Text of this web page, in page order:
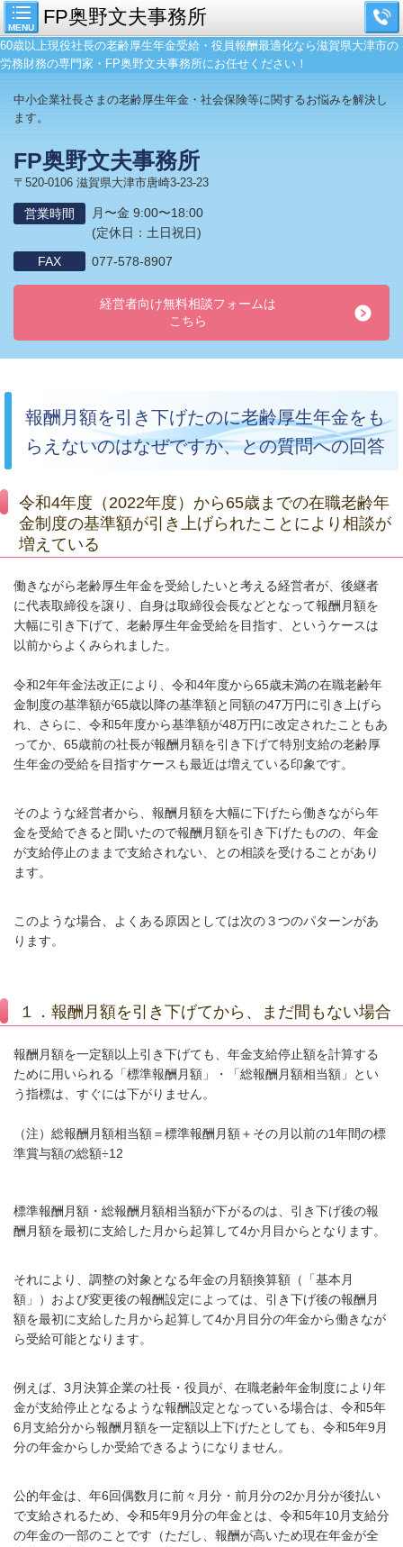
MENU FP奥野文夫事務所
60歳以上現役社長の老齢厚生年金受給・役員報酬最適化なら滋賀県大津市の
労務財務の専門家・FP奥野文夫事務所にお任せください！
中小企業社長さまの老齢厚生年金・社会保険等に関するお悩みを解決し
ます。
FP奥野文夫事務所
〒520-0106 滋賀県大津市唐崎3-23-23
営業時間
月〜金 9:00〜18:00
(定休日：土日祝日)
FAX
077-578-8907
経営者向け無料相談フォームは
こちら
報酬月額を引き下げたのに老齢厚生年金をも
らえないのはなぜですか、との質問への回答
令和4年度（2022年度）から65歳までの在職老齢年
金制度の基準額が引き上げられたことにより相談が
増えている
働きながら老齢厚生年金を受給したいと考える経営者が、後継者
に代表取締役を譲り、自身は取締役会長などとなって報酬月額を
大幅に引き下げて、老齢厚生年金受給を目指す、というケースは
以前からよくみられました。
令和2年年金法改正により、令和4年度から65歳未満の在職老齢年
金制度の基準額が65歳以降の基準額と同額の47万円に引き上げら
れ、さらに、令和5年度から基準額が48万円に改定されたこともあ
ってか、 65歳前の社長が報酬月額を引き下げて特別支給の老齢厚
生年金の受給を目指すケースも最近は増えている印象です。
そのような経営者から、報酬月額を大幅に下げたら働きながら年
金を受給できると聞いたので報酬月額を引き下げたものの、年金
が支給停止のままで支給されない、との相談を受けることがあり
ます。
このような場合、よくある原因としては次の３つのパターンがあ
ります。
１．報酬月額を引き下げてから、まだ間もない場合
報酬月額を一定額以上引き下げても、年金支給停止額を計算する
ために用いられる「標準報酬月額」・「総報酬月額相当額」とい
う指標は、すぐには下がりません。
（注）総報酬月額相当額＝標準報酬月額＋その月以前の1年間の標
準賞与額の総額÷12
標準報酬月額・総報酬月額相当額が下がるのは、引き下げ後の報
酬月額を最初に支給した月から起算して4か月目からとなります。
それにより、調整の対象となる年金の月額換算額（「基本月
額」）および変更後の報酬設定によっては、引き下げ後の報酬月
額を最初に支給した月から起算して4か月目分の年金から働きなが
ら受給可能となります。
例えば、 3 月決算企業の社長・役員が、在職老齢年金制度により年
金が支給停止となるような報酬設定となっている場合は、令和5年
6 月支給分から報酬月額を一定額以上下げたとしても、令和5年9 月
分の年金からしか受給できるようになりません。
公的年金は、年6回偶数月に前々月分・前月分の2か月分が後払い
で支給されるため、令和5年9 月分の年金とは、令和5年10月支給分
の年金の一部のことです（ただし、報酬が高いため現在年金が全